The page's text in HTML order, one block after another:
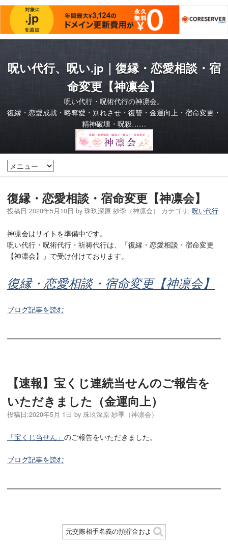
呪い代行、呪い.jp｜復縁・恋愛相談・宿
命変更【神凛会】
呪い代行・呪術代行の神凛会。
復縁・恋愛成就・略奪愛・別れさせ・復讐・金運向上・宿命変更・
精神破壊・呪殺……
復縁・恋愛相談・宿命変更【神凛会】
投稿日:2020年5月10日 by 珠玖深原 紗季（神凛会） カテゴリ: 呪い代行
神凛会はサイトを準備中です。
呪い代行・呪術代行・祈祷代行は、「復縁・恋愛相談・宿命変更
【神凛会】」で受け付けております。
復縁・恋愛相談・宿命変更【神凛会】
ブログ記事を読む
【速報】宝くじ連続当せんのご報告を
いただきました（金運向上）
投稿日:2020年5月 1日 by 珠玖深原 紗季（神凛会）
「宝くじ当せん」 のご報告をいただきました。
ブログ記事を読む